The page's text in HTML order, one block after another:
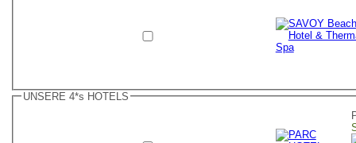
UNSERE 4*s HOTELS